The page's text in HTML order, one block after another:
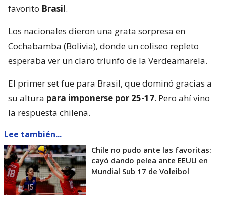
favorito Brasil.
Los nacionales dieron una grata sorpresa en
Cochabamba (Bolivia), donde un coliseo repleto
esperaba ver un claro triunfo de la Verdeamarela.
El primer set fue para Brasil, que dominó gracias a
su altura para imponerse por 25-17. Pero ahí vino
la respuesta chilena.
Lee también...
Chile no pudo ante las favoritas:
cayó dando pelea ante EEUU en
Mundial Sub 17 de Voleibol